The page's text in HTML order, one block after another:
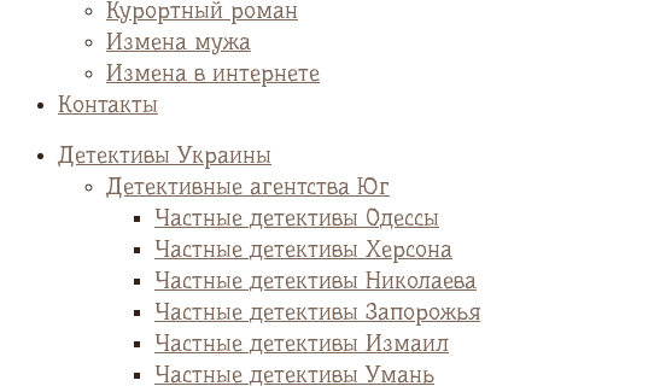
Курортный роман
Измена мужа
Измена в интернете
Контакты
Детективы Украины
Детективные агентства Юг
Частные детективы Одессы
Частные детективы Херсона
Частные детективы Николаева
Частные детективы Запорожья
Частные детективы Измаил
Частные детективы Умань